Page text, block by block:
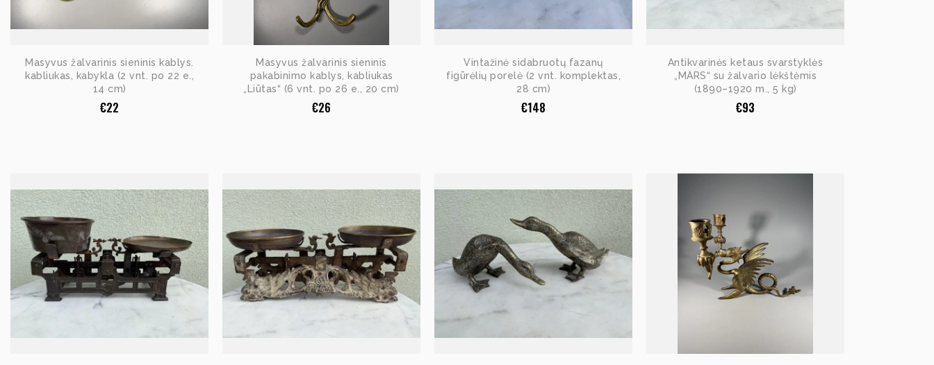
Masyvus žalvarinis sieninis kablys.
kabliukas, kabykla (2 vnt. po 22 e.,
14 cm)
€22
Masyvus žalvarinis sieninis
pakabinimo kablys, kabliukas
„Liūtas“ (6 vnt. po 26 e., 20 cm)
€26
Vintažinė sidabruotų fazanų
figūrėlių porelė (2 vnt. komplektas,
28 cm)
€148
Antikvarinės ketaus svarstyklės
„MARS“ su žalvario lėkštėmis
(1890–1920 m., 5 kg)
€93